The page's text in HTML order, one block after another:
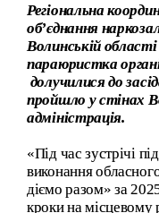
Регіональна
об’єднання
Волинській
параюристка
долучилися до
пройшло у стінах
адміністрація.
«Під час зустрічі
виконання
діємо разом» за
кроки на місцевому